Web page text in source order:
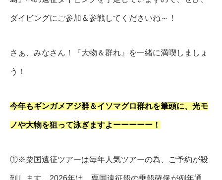
ダイビングにご参加＆参戦してくださいね～！
さぁ、みなさん！『大物＆群れ』を一緒に満喫しましょ
う！
今年もギンガメアジ群＆イソマグロ群れを筆頭に、 光モ
ノや大物を狙って泳ぎますよーーーーー！
①※粟国遠征ツアーは毎年人気ツアーの為、ご予約が殺